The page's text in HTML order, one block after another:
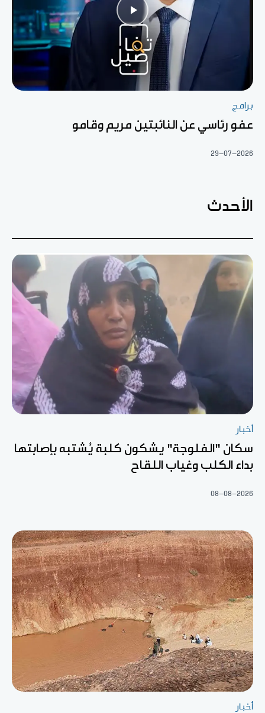
برامج
عفو رئاسي عن النائبتين مريم وقامو
29-07-2026
الأحدث
أخبار
سكان "الفلوجة" يشكون كلبة يُشتبه بإصابتها
بداء الكلب وغياب اللقاح
08-08-2026
أخبار